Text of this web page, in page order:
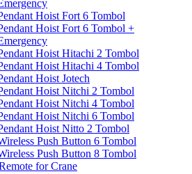
Hoist Fort 6 Tombol
Hoist Fort 6 Tombol +
Hoist Hitachi 2 Tombol
Hoist Hitachi 4 Tombol
Hoist Jotech
Hoist Nitchi 2 Tombol
Hoist Nitchi 4 Tombol
Hoist Nitchi 6 Tombol
Hoist Nitto 2 Tombol
Push Button 6 Tombol
Push Button 8 Tombol
for Crane